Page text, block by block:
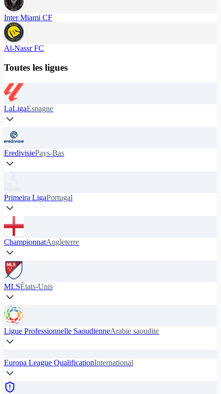
Inter Miami CF
Al-Nassr FC
Toutes les ligues
LaLigaEspagne
EredivisiePays-Bas
Primeira LigaPortugal
ChampionnatAngleterre
MLSÉtats-Unis
Ligue Professionnelle SaoudienneArabie saoudite
Europa League QualificationInternational